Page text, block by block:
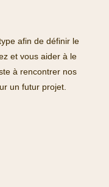
afin de définir le
et vous aider à le
à rencontrer nos
un futur projet.